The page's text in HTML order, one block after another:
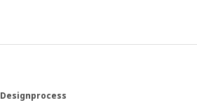
Designprocess